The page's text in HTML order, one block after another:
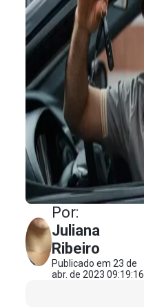
Por:
Juliana
Ribeiro
Publicado em 23 de
abr. de 2023 09:19:16